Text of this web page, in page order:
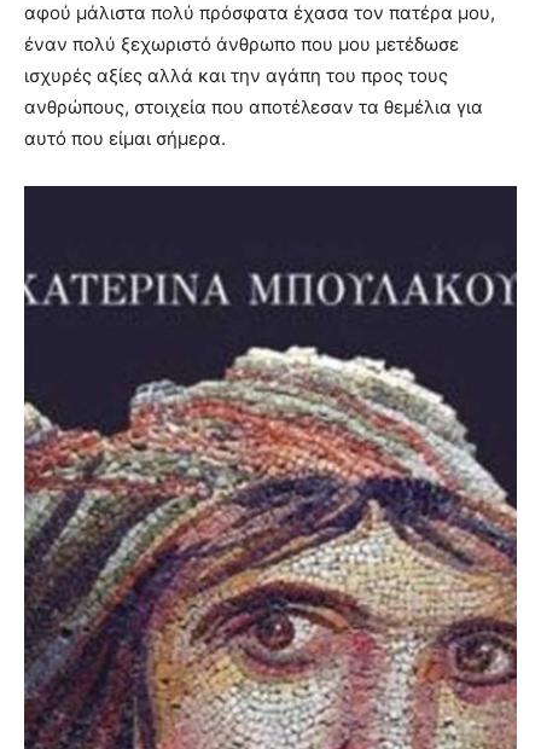
αφού μάλιστα πολύ πρόσφατα έχασα τον πατέρα μου,
έναν πολύ ξεχωριστό άνθρωπο που μου μετέδωσε
ισχυρές αξίες αλλά και την αγάπη του προς τους
ανθρώπους, στοιχεία που αποτέλεσαν τα θεμέλια για
αυτό που είμαι σήμερα.